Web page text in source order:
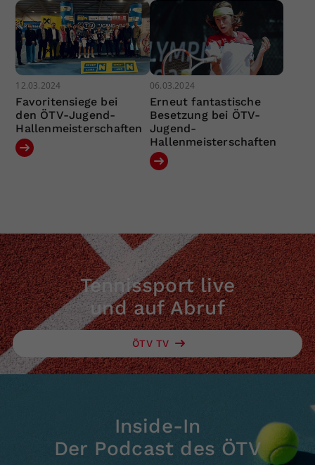
12.03.2024
Favoritensiege bei
den ÖTV-Jugend-
Hallenmeisterschaften
06.03.2024
Erneut fantastische
Besetzung bei ÖTV-
Jugend-
Hallenmeisterschaften
Tennissport live
und auf Abruf
ÖTV TV
Inside-In
Der Podcast des ÖTV